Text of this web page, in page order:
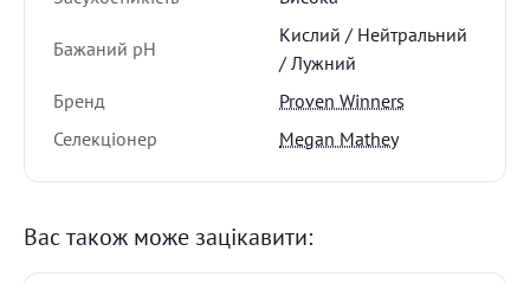
Бажаний pH
Кислий / Нейтральний
/ Лужний
Бренд
Proven Winners
Селекціонер
Megan Mathey
Вас також може зацікавити: